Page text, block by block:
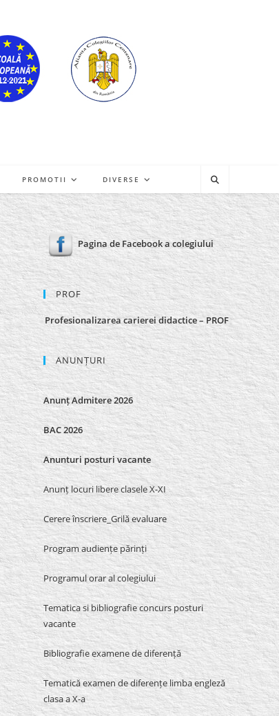
PROMOTII DIVERSE
Pagina de Facebook a colegiului
PROF
Profesionalizarea carierei didactice – PROF
ANUNȚURI
Anunț Admitere 2026
BAC 2026
Anunturi posturi vacante
Anunț locuri libere clasele X-XI
Cerere înscriere_Grilă evaluare
Program audiențe părinți
Programul orar al colegiului
Tematica si bibliografie concurs posturi
vacante
Bibliografie examene de diferență
Tematică examen de diferențe limba engleză
clasa a X-a